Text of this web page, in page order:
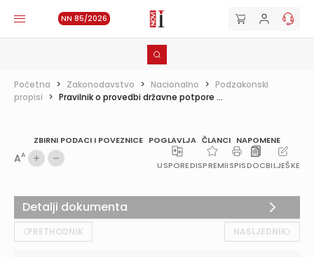
NN 85/2026
Početna > Zakonodavstvo > Nacionalno > Podzakonski
propisi > Pravilnik o provedbi državne potpore ...
ZBIRNI PODACI I POVEZNICE POGLAVLJA ČLANCI NAPOMENE
AA
USPOREDISPREMIISPISDOCBILJEŠKE
PRETHODNIK NASLJEDNIK
Detalji dokumenta